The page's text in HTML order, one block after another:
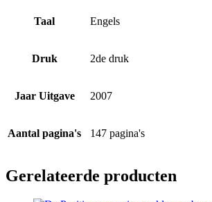
Taal Engels
Druk 2de druk
Jaar Uitgave 2007
Aantal pagina's 147 pagina's
Gerelateerde producten